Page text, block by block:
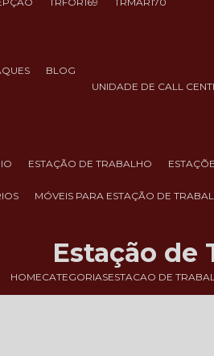
BLOG
UNIDADE DE CALL
ESTAÇÃO DE TRABALHO
MÓVEIS PARA ESTAÇÃO DE
HOMECATEGORIASESTACAO DE
Estação de